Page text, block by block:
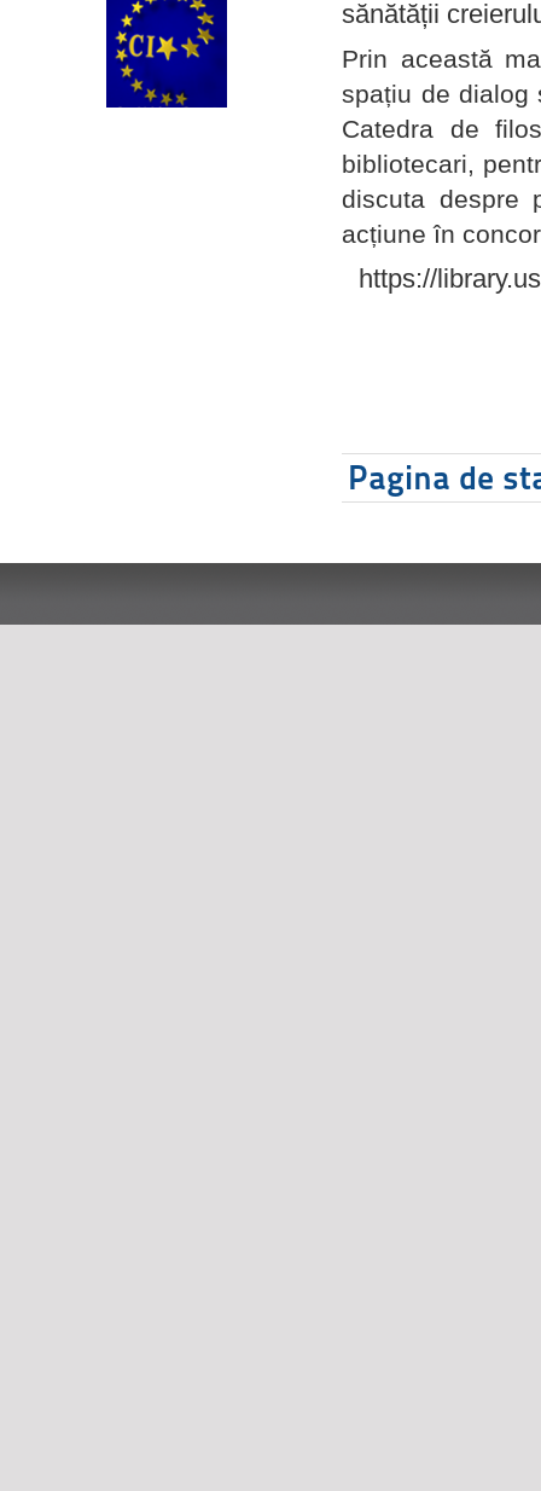
sănătății
Prin această
spațiu de dialog
Catedra de
bibliotecari,
discuta despre
acțiune în
https://
Pagina de